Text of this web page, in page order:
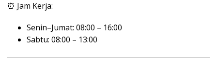
⏰ Jam Kerja:
Senin–Jumat: 08:00 – 16:00
Sabtu: 08:00 – 13:00